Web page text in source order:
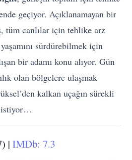
geçiyor. Açıklanamayan bir
tüm canlılar için tehlike arz
sürdürebilmek için
bir adamı konu alıyor. Gün
olan bölgelere ulaşmak
kalkan uçağın sürekli
istiyor…
|IMDb: 7.3